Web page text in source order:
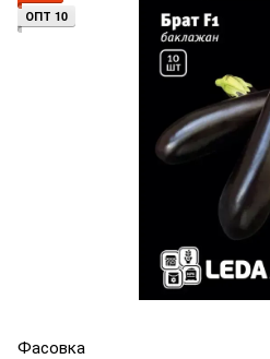
ОПТ 10
Фасовка